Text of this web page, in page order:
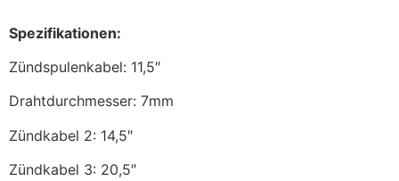
Spezifikationen:
Zündspulenkabel: 11,5″
Drahtdurchmesser: 7mm
Zündkabel 2: 14,5″
Zündkabel 3: 20,5″